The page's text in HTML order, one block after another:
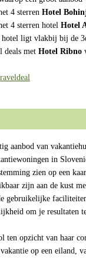
4 sterren Hotel
4 sterren hotel Hotel
ligt vlakbij bij de
deals met Hotel Ribno
aanbod van
in
zien op een
zijn aan de kust
gebruikelijke
om je
ten opzicht van haar
op een eiland,